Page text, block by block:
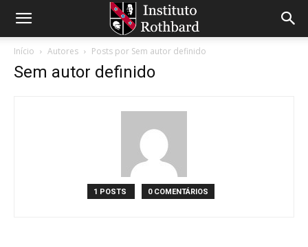
Início Autores Posts por Sem autor definido
Sem autor definido
1 POSTS 0 COMENTÁRIOS